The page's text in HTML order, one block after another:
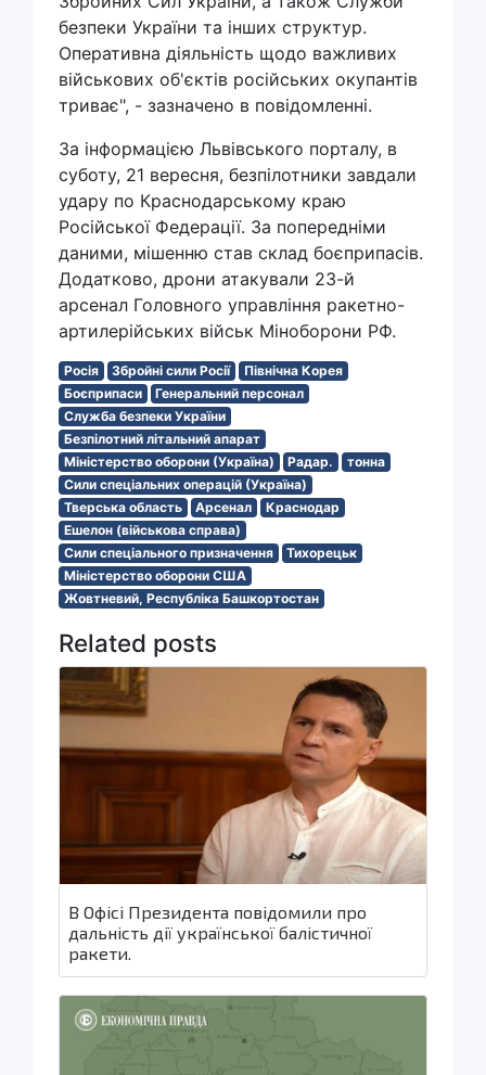
безпеки України та інших структур.
Оперативна діяльність щодо важливих
військових об'єктів російських окупантів
триває", - зазначено в повідомленні.
За інформацією Львівського порталу, в
суботу, 21 вересня, безпілотники завдали
удару по Краснодарському краю
Російської Федерації. За попередніми
даними, мішенню став склад боєприпасів.
Додатково, дрони атакували 23-й
арсенал Головного управління ракетно-
артилерійських військ Міноборони РФ.
Росія Збройні сили Росії
Північна Корея
Боєприпаси
Генеральний персонал
Служба безпеки України
Безпілотний літальний апарат
Міністерство оборони (Україна)
Радар.
тонна
Сили спеціальних операцій (Україна)
Тверська область
Арсенал
Краснодар
Ешелон (військова справа)
Сили спеціального призначення
Тихорецьк
Міністерство оборони США
Жовтневий, Республіка Башкортостан
Related posts
В Офісі Президента повідомили про
дальність дії української балістичної
ракети.